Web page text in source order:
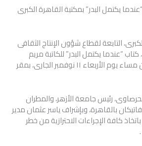
يكتمل البدر” بمكتبة القاهرة الكبرى
التابعة لقطاع شؤون الإنتاج الثقافى
“عندما يكتمل البدر” للكاتبة مريم
توفيق، فى السادسة من مساء يوم الأربعاء ١١ نوفمبر الجارى، بمقر
رئيس جامعة الأزهر، والمطران
بالقاهرة، وبإشراف ياسر عثمان مدير
كافة الإجراءات الاحترازية من خطر